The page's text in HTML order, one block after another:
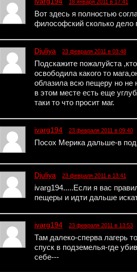
18 января 2011 в 17:41
Вот здесь я полностью
философский сколько дело
Djuliya 23 февраля 2011 в 03:48
Подскажите пожалуйста
освободила какого то
облазила всю пещеру но не
в этом месте есть еще
таки то что просит маг.
ivarg194 23 февраля 2011 в 09:40
Посох Мерика дальше-в
Djuliya 23 февраля 2011 в 13:41
ivarg194.....Если я вас
пещеры и идти дальше
ivarg194 23 февраля 2011 в 13:53
Там далеко-сперва лагерь
спуск в подземелья-где
себе---